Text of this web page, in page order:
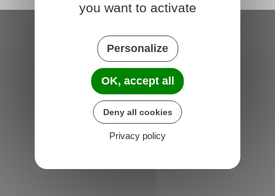
Saint-Michel-de-Plélan
4 rue des Terre Neuvas
22980 Saint-Michel-de-Plélan
France
Horaires de la mairie
you want to activate
Personalize
OK, accept all
Deny all cookies
Privacy policy